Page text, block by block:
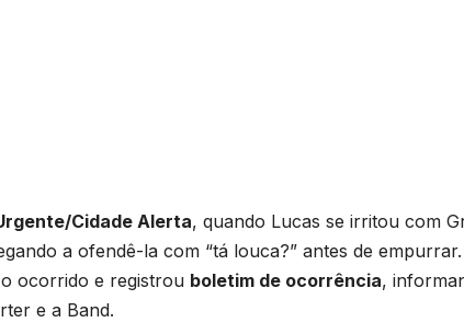
Cidade Alerta, quando Lucas se irritou com
a ofendê-la com “tá louca?” antes de empurrar.
ocorrido e registrou boletim de ocorrência,
e a Band.